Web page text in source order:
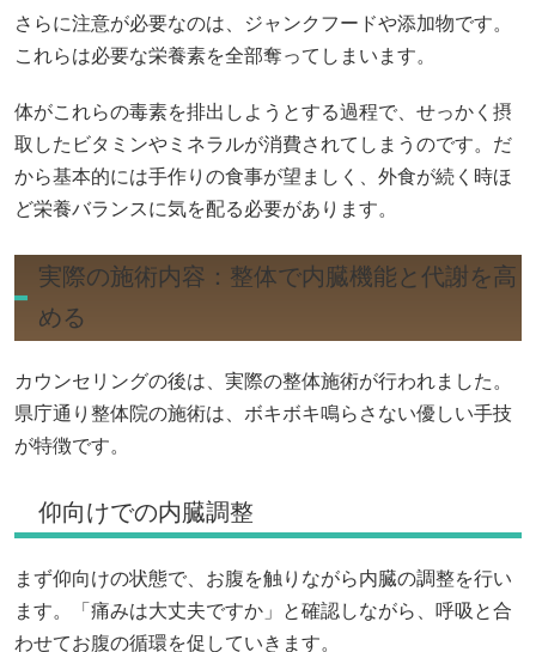
さらに注意が必要なのは、ジャンクフードや添加物です。
これらは必要な栄養素を全部奪ってしまいます。
体がこれらの毒素を排出しようとする過程で、せっかく摂
取したビタミンやミネラルが消費されてしまうのです。だ
から基本的には手作りの食事が望ましく、外食が続く時ほ
ど栄養バランスに気を配る必要があります。
実際の施術内容：整体で内臓機能と代謝を高
める
カウンセリングの後は、実際の整体施術が行われました。
県庁通り整体院の施術は、ボキボキ鳴らさない優しい手技
が特徴です。
仰向けでの内臓調整
まず仰向けの状態で、お腹を触りながら内臓の調整を行い
ます。「痛みは大丈夫ですか」と確認しながら、呼吸と合
わせてお腹の循環を促していきます。